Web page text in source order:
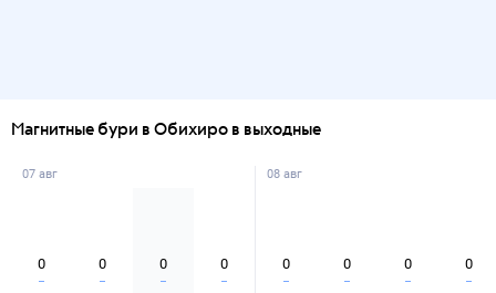
Магнитные бури в Обихиро в выходные
07 авг
0 0 0 0
08 авг
0 0 0 0